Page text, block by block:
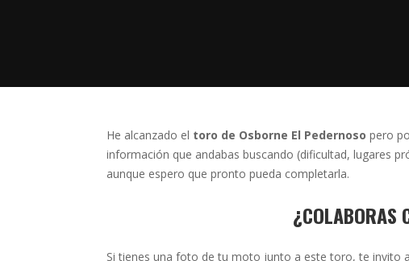
He alcanzado el toro de Osborne El Pedernoso pero
información que andabas buscando (dificultad, lugares
aunque espero que pronto pueda completarla.
¿COLABORAS
Si tienes una foto de tu moto junto a este toro, te invito